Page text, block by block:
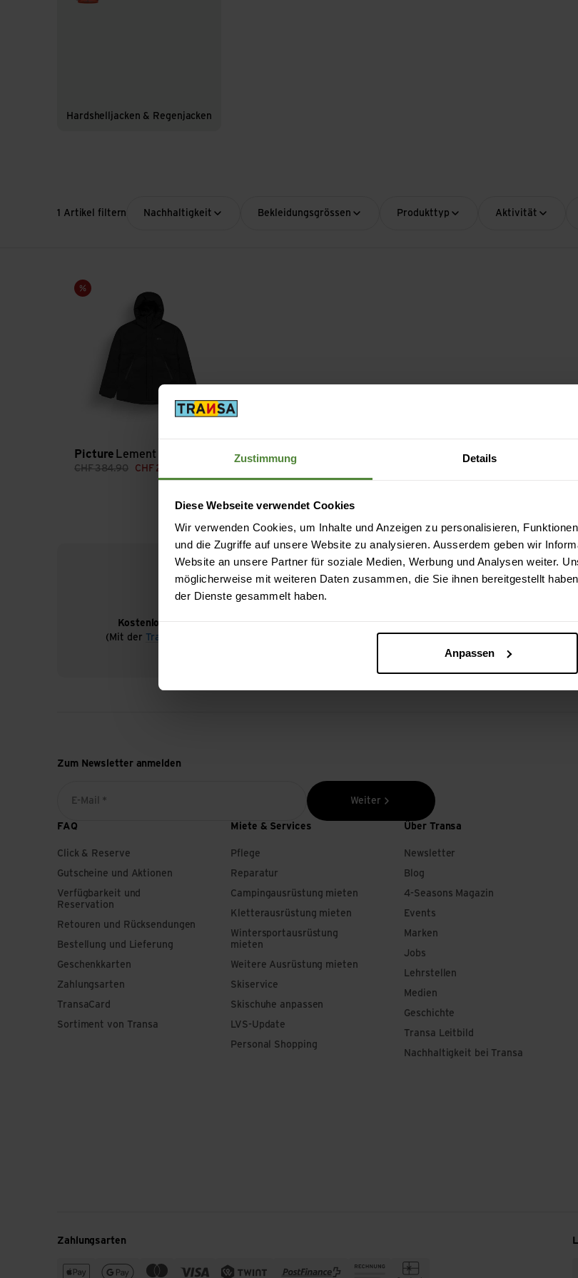
Zustimmung Details
Diese Webseite verwendet Cookies
Wir verwenden Cookies, um Inhalte und Anzeigen zu personalisieren,
und die Zugriffe auf unsere Website zu analysieren. Ausserdem geben wir
Website an unsere Partner für soziale Medien, Werbung und Analysen weiter.
möglicherweise mit weiteren Daten zusammen, die Sie ihnen bereitgestellt
der Dienste gesammelt haben.
Anpassen
Hardshelljacken & Regenjacken
1 Artikel filtern Nachhaltigkeit Bekleidungsgrössen Produkttyp Aktivität
Sale
Picture Lement Jkt
CHF384.90 CHF 264.90
Lement Jkt ansehen
Kostenloser Versand ab CHF 99
(Mit der TransaCard
Sicheres Bezahlen mit Twint, Kreditkarte
mehr.
Zum Newsletter anmelden
E-Mail * Weiter
FAQ
Click & Reserve
Gutscheine und Aktionen
Verfügbarkeit und
Reservation
Retouren und Rücksendungen
Bestellung und Lieferung
Geschenkkarten
Zahlungsarten
TransaCard
Sortiment von Transa
Miete & Services
Pflege
Reparatur
Campingausrüstung mieten
Kletterausrüstung mieten
Wintersportausrüstung
mieten
Weitere Ausrüstung mieten
Skiservice
Skischuhe anpassen
LVS-Update
Personal Shopping
Über Transa
Newsletter
Blog
4-Seasons Magazin
Events
Marken
Jobs
Lehrstellen
Medien
Geschichte
Transa Leitbild
Nachhaltigkeit bei Transa
Zahlungsarten